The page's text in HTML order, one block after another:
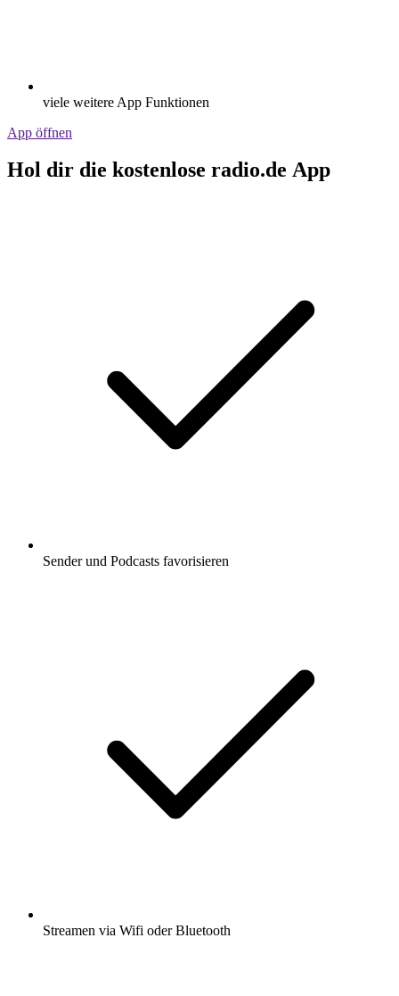
viele weitere App Funktionen
App öffnen
Hol dir die kostenlose radio.de App
Sender und Podcasts favorisieren
Streamen via Wifi oder Bluetooth